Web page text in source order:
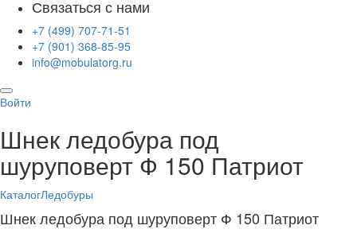
Связаться с нами
+7 (499) 707-71-51
+7 (901) 368-85-95
info@mobulatorg.ru
Войти
Шнек ледобура под
шуруповерт Ф 150 Патриот
КаталогЛедобуры
Шнек ледобура под шуруповерт Ф 150 Патриот